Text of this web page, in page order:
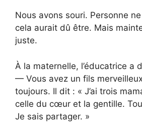
Nous avons souri. Personne
cela aurait dû être. Mais
juste.
À la maternelle, l’éducatrice a
— Vous avez un fils
toujours. Il dit : « J’ai trois
celle du cœur et la gentille.
Je sais partager. »